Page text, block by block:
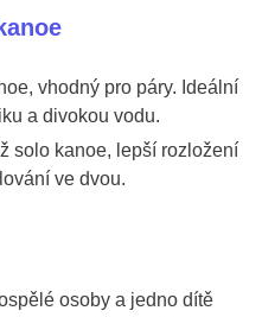
vhodný pro páry. Ideální
a divokou vodu.
solo kanoe, lepší rozložení
ve dvou.
osoby a jedno dítě